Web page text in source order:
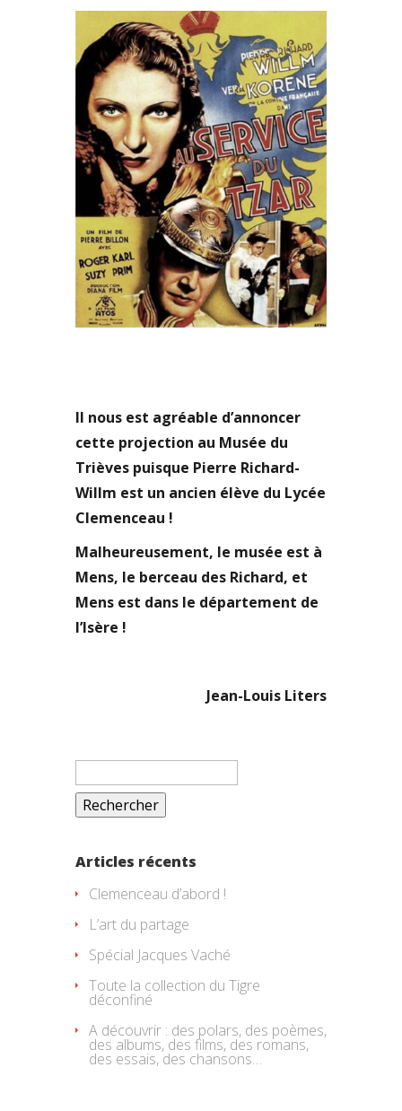
Il nous est agréable d’annoncer
cette projection au Musée du
Trièves puisque Pierre Richard-
Willm est un ancien élève du Lycée
Clemenceau !
Malheureusement, le musée est à
Mens, le berceau des Richard, et
Mens est dans le département de
l’Isère !
Jean-Louis Liters
Rechercher :
Articles récents
Clemenceau d’abord !
L’art du partage
Spécial Jacques Vaché
Toute la collection du Tigre
déconfiné
A découvrir : des polars, des poèmes,
des albums, des films, des romans,
des essais, des chansons…